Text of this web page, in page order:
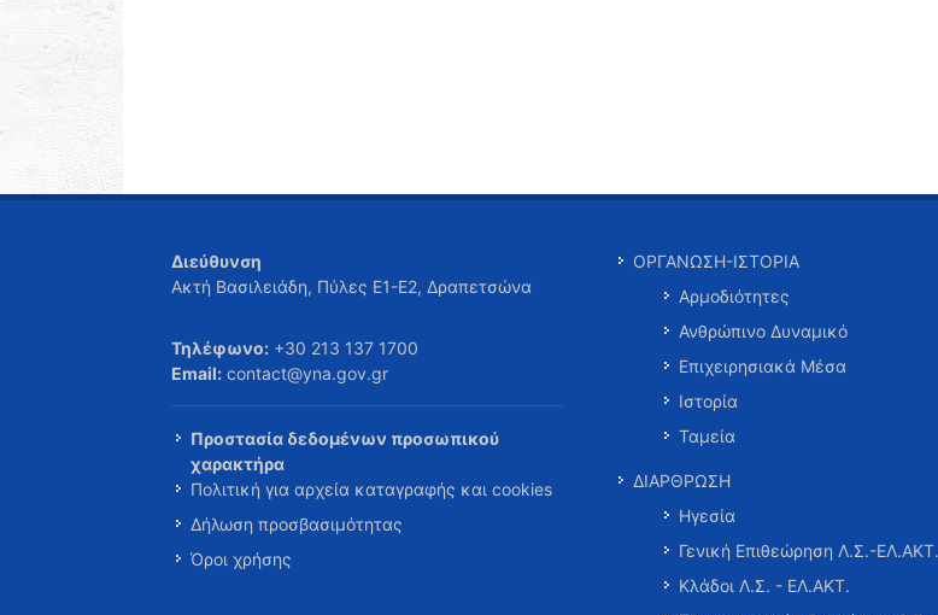
Διεύθυνση
Ακτή Βασιλειάδη, Πύλες Ε1-Ε2, Δραπετσώνα
Τηλέφωνο: +30 213 137 1700
Email: contact@yna.gov.gr
Προστασία δεδομένων προσωπικού
χαρακτήρα
Πολιτική για αρχεία καταγραφής και cookies
Δήλωση προσβασιμότητας
Όροι χρήσης
ΟΡΓΑΝΩΣΗ-ΙΣΤΟΡΙΑ
Αρμοδιότητες
Ανθρώπινο Δυναμικό
Επιχειρησιακά Μέσα
Ιστορία
Ταμεία
ΔΙΑΡΘΡΩΣΗ
Ηγεσία
Γενική Επιθεώρηση Λ.Σ.-ΕΛ.ΑΚΤ.
Κλάδοι Λ.Σ. - ΕΛ.ΑΚΤ.